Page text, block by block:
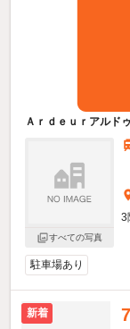
Ａｒｄｅｕｒアルド
すべての写真
3
駐車場あり
新着